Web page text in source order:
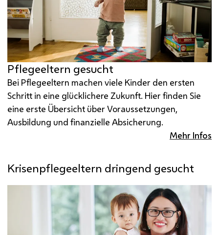
Pflegeeltern gesucht
Bei Pflegeeltern machen viele Kinder den ersten
Schritt in eine glücklichere Zukunft. Hier finden Sie
eine erste Übersicht über Voraussetzungen,
Ausbildung und finanzielle Absicherung.
Mehr Infos
Krisenpflegeeltern dringend gesucht